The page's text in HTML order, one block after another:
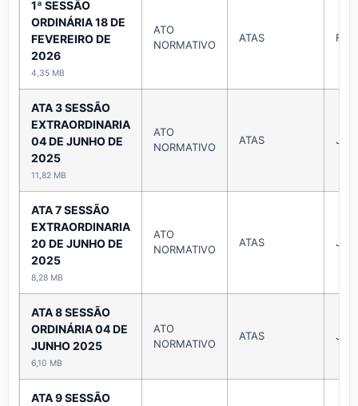
1ª SESSÃO
ORDINÁRIA 18 DE
FEVEREIRO DE
2026
4,35 MB
ATO
NORMATIVO
ATAS
ATA 3 SESSÃO
EXTRAORDINARIA
04 DE JUNHO DE
2025
11,82 MB
ATO
NORMATIVO
ATAS
ATA 7 SESSÃO
EXTRAORDINARIA
20 DE JUNHO DE
2025
8,28 MB
ATO
NORMATIVO
ATAS
ATA 8 SESSÃO
ORDINÁRIA 04 DE
JUNHO 2025
6,10 MB
ATO
NORMATIVO
ATAS
ATA 9 SESSÃO